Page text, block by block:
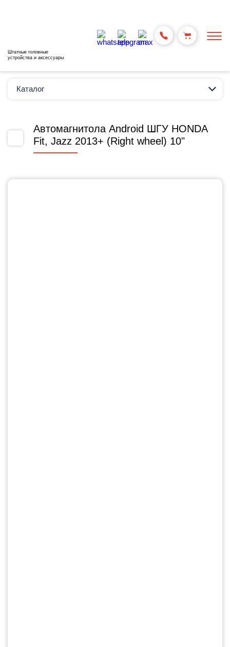
Штатные головные
устройства и аксессуары
Каталог
Автомагнитола Android ШГУ HONDA
Fit, Jazz 2013+ (Right wheel) 10"